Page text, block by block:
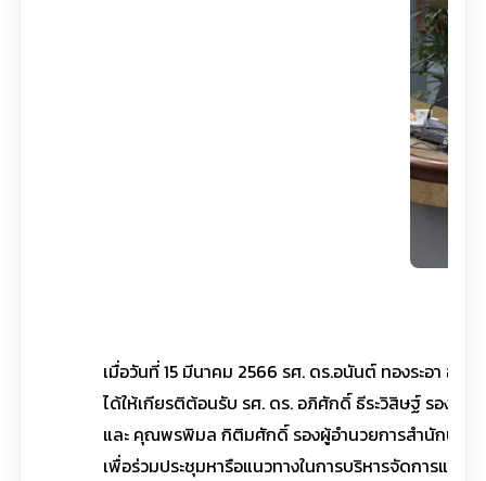
เมื่อวันที่ 15 มีนาคม 2566 รศ. ดร.อนันต์ ทองระอา อ
ได้ให้เกียรติต้อนรับ รศ. ดร. อภิศักดิ์ ธีระวิสิษฐ์ รองผู้
และ คุณพรพิมล กิติมศักดิ์ รองผู้อำนวยการสำนักบริหา
เพื่อร่วมประชุมหารือแนวทางในการบริหารจัดการแล